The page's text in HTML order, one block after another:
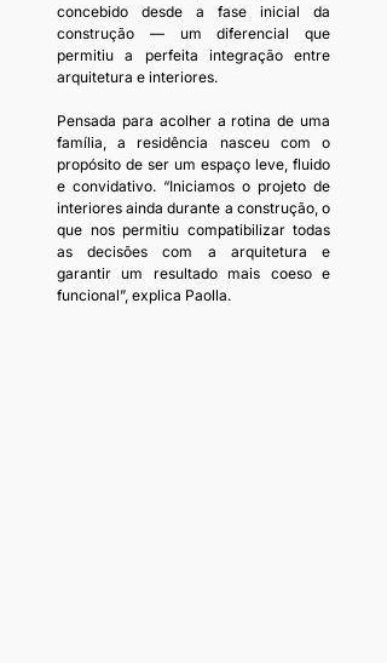
concebido desde a fase inicial da
construção — um diferencial que
permitiu a perfeita integração entre
arquitetura e interiores.
Pensada para acolher a rotina de uma
família, a residência nasceu com o
propósito de ser um espaço leve, fluido
e convidativo. “Iniciamos o projeto de
interiores ainda durante a construção, o
que nos permitiu compatibilizar todas
as decisões com a arquitetura e
garantir um resultado mais coeso e
funcional”, explica Paolla.